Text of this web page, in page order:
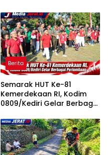
Berita
Semarak HUT Ke-81
Kemerdekaan RI, Kodim
0809/Kediri Gelar Berbagai